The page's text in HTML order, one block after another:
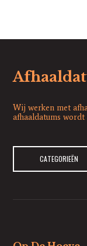
Wij werken met
afhaaldatums
CATEGORIEËN